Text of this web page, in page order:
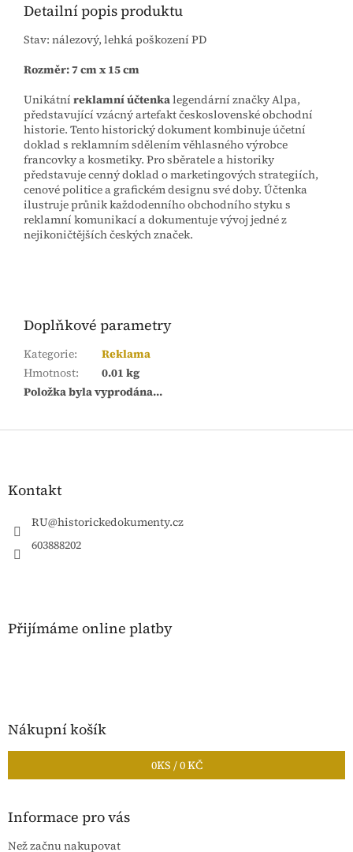
Detailní popis produktu
Stav: nálezový, lehká poškození PD
Rozměr: 7 cm x 15 cm
Unikátní reklamní účtenkalegendární značky Alpa,
představující vzácný artefakt československé obchodní
historie. Tento historický dokument kombinuje účetní
doklad s reklamním sdělením věhlasného výrobce
francovky a kosmetiky. Pro sběratele a historiky
představuje cenný doklad o marketingových strategiích,
cenové politice a grafickém designu své doby. Účtenka
ilustruje průnik každodenního obchodního styku s
reklamní komunikací a dokumentuje vývoj jedné z
nejikoničtějších českých značek.
Doplňkové parametry
Kategorie:
Reklama
Hmotnost:
0.01 kg
Položka byla vyprodána…
Z
Kontakt
RU@historickedokumenty.cz
603888202
Přijímáme online platby
Nákupní košík
0KS /0 KČ
Informace pro vás
Než začnu nakupovat